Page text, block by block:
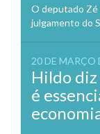
O deputado Zé
julgamento do
20 DE MARÇO
Hildo
é